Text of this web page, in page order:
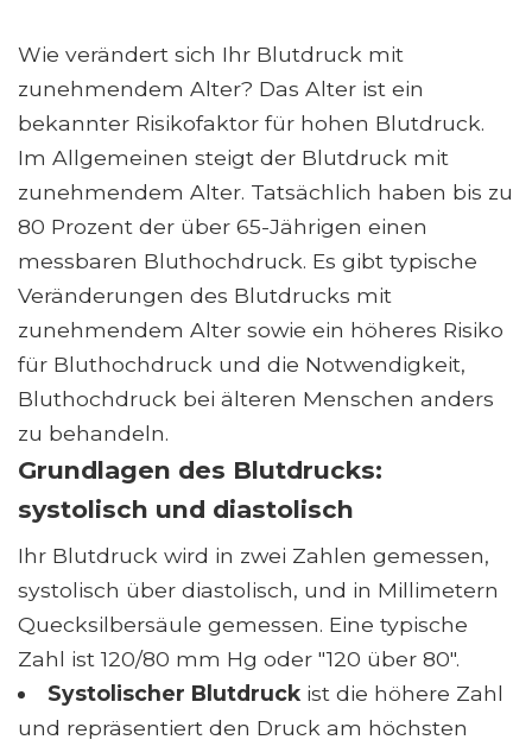
Wie verändert sich Ihr Blutdruck mit
zunehmendem Alter? Das Alter ist ein
bekannter Risikofaktor für hohen Blutdruck.
Im Allgemeinen steigt der Blutdruck mit
zunehmendem Alter. Tatsächlich haben bis zu
80 Prozent der über 65-Jährigen einen
messbaren Bluthochdruck. Es gibt typische
Veränderungen des Blutdrucks mit
zunehmendem Alter sowie ein höheres Risiko
für Bluthochdruck und die Notwendigkeit,
Bluthochdruck bei älteren Menschen anders
zu behandeln.
Grundlagen des Blutdrucks:
systolisch und diastolisch
Ihr Blutdruck wird in zwei Zahlen gemessen,
systolisch über diastolisch, und in Millimetern
Quecksilbersäule gemessen. Eine typische
Zahl ist 120/80 mm Hg oder "120 über 80".
Systolischer Blutdruckist die höhere Zahl
und repräsentiert den Druck am höchsten